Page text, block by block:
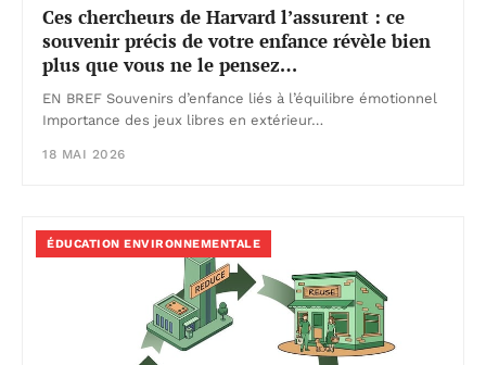
Ces chercheurs de Harvard l’assurent : ce
souvenir précis de votre enfance révèle bien
plus que vous ne le pensez…
EN BREF Souvenirs d’enfance liés à l’équilibre émotionnel
Importance des jeux libres en extérieur…
18 MAI 2026
ÉDUCATION ENVIRONNEMENTALE